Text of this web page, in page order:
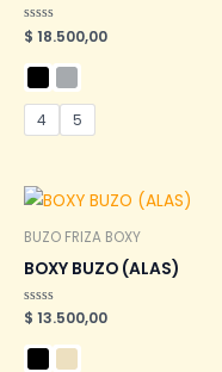
Valorado
en
0
de
5
$ 18.500,00
4 5
BUZO FRIZA BOXY
BOXY BUZO (ALAS)
Valorado
en
0
de
5
$ 13.500,00